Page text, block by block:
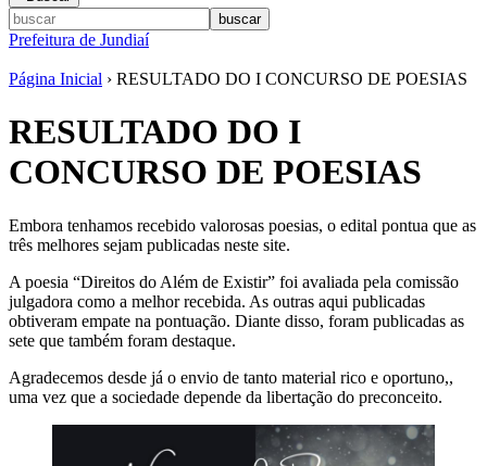
Prefeitura de Jundiaí
Página Inicial › RESULTADO DO I CONCURSO DE POESIAS
RESULTADO DO I
CONCURSO DE POESIAS
Embora tenhamos recebido valorosas poesias, o edital pontua que as
três melhores sejam publicadas neste site.
A poesia “Direitos do Além de Existir” foi avaliada pela comissão
julgadora como a melhor recebida. As outras aqui publicadas
obtiveram empate na pontuação. Diante disso, foram publicadas as
sete que também foram destaque.
Agradecemos desde já o envio de tanto material rico e oportuno,,
uma vez que a sociedade depende da libertação do preconceito.